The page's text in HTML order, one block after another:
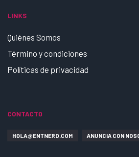
LINKS
Quiénes Somos
Término y condiciones
Políticas de privacidad
CONTACTO
HOLA@ENTNERD.COM ANUNCIA CON